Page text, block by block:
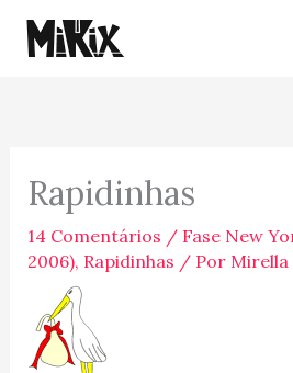
para
Rapidinhas
14 Comentários / Fase New
2006), Rapidinhas / Por Mirella